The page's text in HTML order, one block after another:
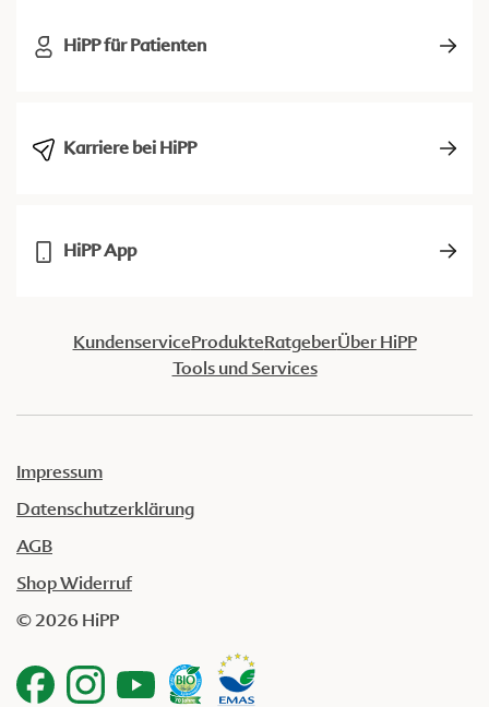
HiPP für Patienten
Karriere bei HiPP
HiPP App
KundenserviceProdukteRatgeberÜber HiPP
Tools und Services
Impressum
Datenschutzerklärung
AGB
Shop Widerruf
© 2026 HiPP